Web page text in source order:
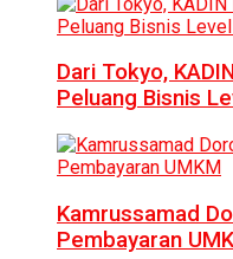
Dari Tokyo,
Peluang Bisnis
Kamrussamad
Pembayaran